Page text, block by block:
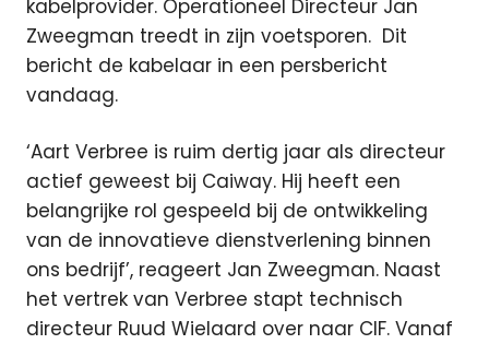
kabelprovider. Operationeel Directeur Jan
Zweegman treedt in zijn voetsporen. Dit
bericht de kabelaar in een persbericht
vandaag.
‘Aart Verbree is ruim dertig jaar als directeur
actief geweest bij Caiway. Hij heeft een
belangrijke rol gespeeld bij de ontwikkeling
van de innovatieve dienstverlening binnen
ons bedrijf’, reageert Jan Zweegman. Naast
het vertrek van Verbree stapt technisch
directeur Ruud Wielaard over naar CIF. Vanaf